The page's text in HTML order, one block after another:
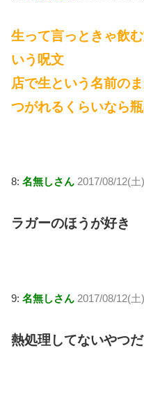
生って言っときゃ飲
いう呪文
店で生という名前の
つがれるくらいなら
8: 名無しさん 2017/08/12(
ラガーのほうが好き
9: 名無しさん 2017/08/12(
熱処理してないやつ